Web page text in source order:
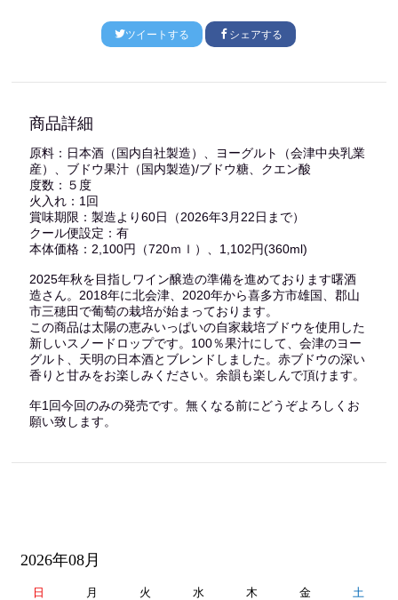
ツイートする シェアする
商品詳細
原料：日本酒（国内自社製造）、ヨーグルト（会津中央乳業
産）、ブドウ果汁（国内製造)/ブドウ糖、クエン酸
度数：５度
火入れ：1回
賞味期限：製造より60日（2026年3月22日まで）
クール便設定：有
本体価格：2,100円（720ｍｌ）、1,102円(360ml)
2025年秋を目指しワイン醸造の準備を進めております曙酒
造さん。2018年に北会津、2020年から喜多方市雄国、郡山
市三穂田で葡萄の栽培が始まっております。
この商品は太陽の恵みいっぱいの自家栽培ブドウを使用した
新しいスノードロップです。100％果汁にして、会津のヨー
グルト、天明の日本酒とブレンドしました。赤ブドウの深い
香りと甘みをお楽しみください。余韻も楽しんで頂けます。
年1回今回のみの発売です。無くなる前にどうぞよろしくお
願い致します。
2026年08月
日 月 火 水 木 金 土